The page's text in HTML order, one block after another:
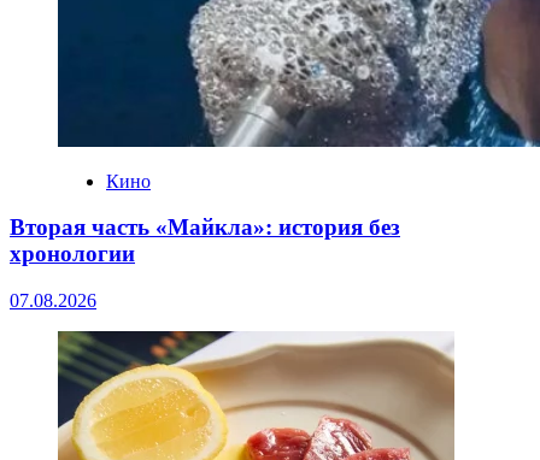
Кино
Вторая часть «Майкла»: история без
хронологии
07.08.2026